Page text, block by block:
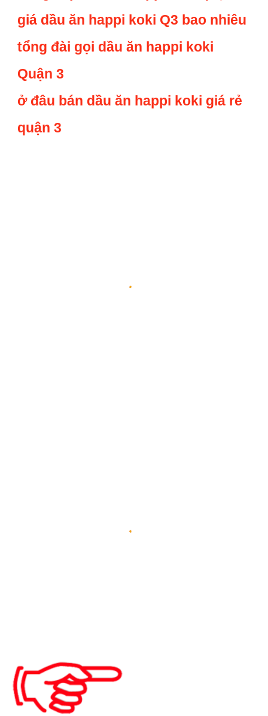
giá dầu ăn happi koki Q3 bao nhiêu
tổng đài gọi dầu ăn happi koki
Quận 3
ở đâu bán dầu ăn happi koki giá rẻ
quận 3